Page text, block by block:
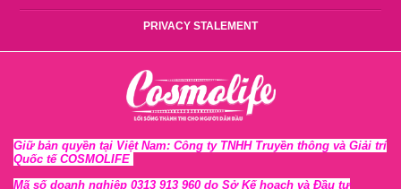
PRIVACY STALEMENT
Giữ bản quyền tại Việt Nam: Công ty TNHH Truyền thông và Giải trí
Quốc tế COSMOLIFE
Mã số doanh nghiệp 0313 913 960 do Sở Kế hoạch và Đầu tư